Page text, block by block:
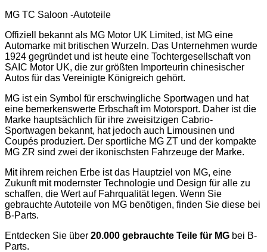
MG TC Saloon -Autoteile
Offiziell bekannt als MG Motor UK Limited, ist MG eine
Automarke mit britischen Wurzeln. Das Unternehmen wurde
1924 gegründet und ist heute eine Tochtergesellschaft von
SAIC Motor UK, die zur größten Importeurin chinesischer
Autos für das Vereinigte Königreich gehört.
MG ist ein Symbol für erschwingliche Sportwagen und hat
eine bemerkenswerte Erbschaft im Motorsport. Daher ist die
Marke hauptsächlich für ihre zweisitzigen Cabrio-
Sportwagen bekannt, hat jedoch auch Limousinen und
Coupés produziert. Der sportliche MG ZT und der kompakte
MG ZR sind zwei der ikonischsten Fahrzeuge der Marke.
Mit ihrem reichen Erbe ist das Hauptziel von MG, eine
Zukunft mit modernster Technologie und Design für alle zu
schaffen, die Wert auf Fahrqualität legen. Wenn Sie
gebrauchte Autoteile von MG benötigen, finden Sie diese bei
B-Parts.
Entdecken Sie über 20.000 gebrauchte Teile für MG bei B-
Parts.